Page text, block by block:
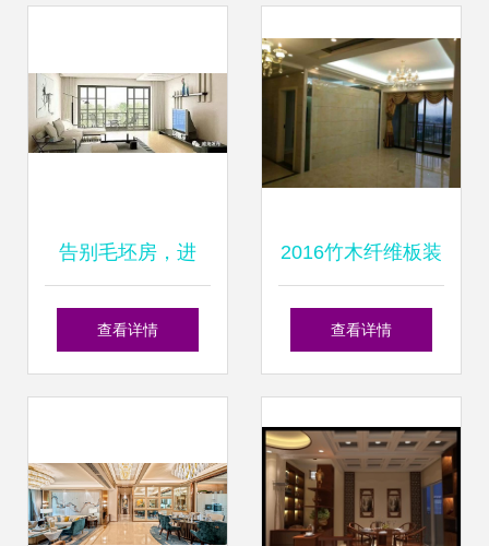
告别毛坯房，进
入'全装修时代'——
查看详情
2016竹木纤维板装
修效果图 - 山东步
打造现代住宅室内
装饰
查看详情